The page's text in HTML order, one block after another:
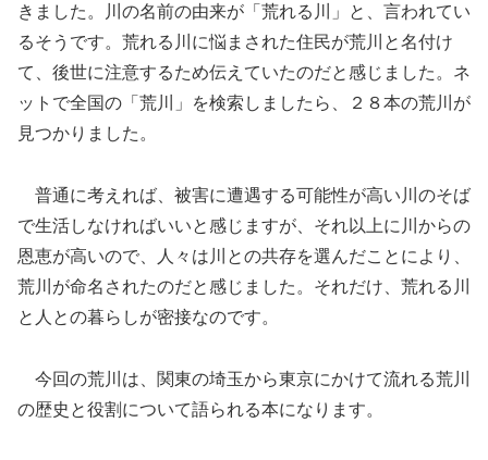
きました。川の名前の由来が「荒れる川」と、言われてい
るそうです。荒れる川に悩まされた住民が荒川と名付け
て、後世に注意するため伝えていたのだと感じました。ネ
ットで全国の「荒川」を検索しましたら、２８本の荒川が
見つかりました。
普通に考えれば、被害に遭遇する可能性が高い川のそば
で生活しなければいいと感じますが、それ以上に川からの
恩恵が高いので、人々は川との共存を選んだことにより、
荒川が命名されたのだと感じました。それだけ、荒れる川
と人との暮らしが密接なのです。
今回の荒川は、関東の埼玉から東京にかけて流れる荒川
の歴史と役割について語られる本になります。